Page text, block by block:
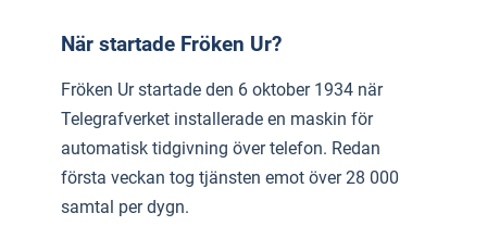
När startade Fröken Ur?
Fröken Ur startade den 6 oktober 1934 när
Telegrafverket installerade en maskin för
automatisk tidgivning över telefon. Redan
första veckan tog tjänsten emot över 28 000
samtal per dygn.